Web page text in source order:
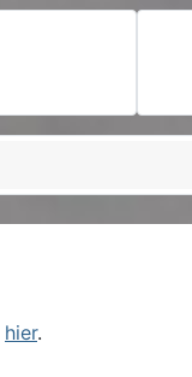
hier.